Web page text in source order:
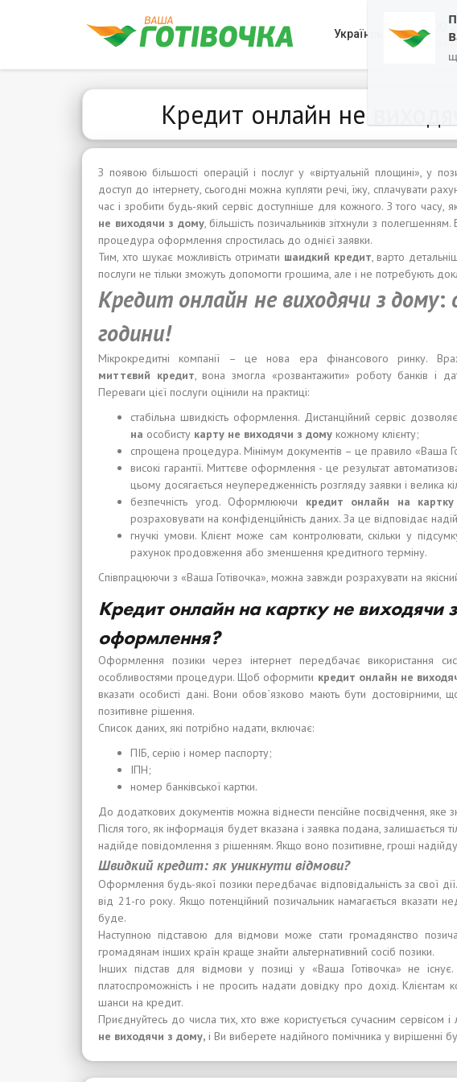
Українська 0800
Кредит онлайн не
З появою більшості операцій і послуг у «віртуальній площині», у
доступ до інтернету, сьогодні можна купляти речі, їжу, сплачувати
час і зробити будь-який сервіс доступніше для кожного. З того часу,
не виходячи з дому, більшість позичальників зітхнули з
процедура оформлення спростилась до однієї заявки.
Тим, хто шукає можливість отримати шаидкий кредит, варто
послуги не тільки зможуть допомогти грошима, але і не потребують
Кредит онлайн не виходячиз дому:
години!
Мікрокредитні компанії – це нова ера фінансового ринку.
миттєвий кредит, вона змогла «розвантажити» роботу банків і
Переваги цієї послуги оцінили на практиці:
стабільна швидкість оформлення. Дистанційний сервіс
на особисту карту не виходячи з дому кожному клієнту;
спрощена процедура. Мінімум документів – це правило «Ваша
високі гарантії. Миттєве оформлення - це результат
цьому досягається неупередженність розгляду заявки і велика
безпечність угод. Оформлюючи кредит онлайн на картк
розраховувати на конфіденційність даних. За це відповідає
гнучкі умови. Клієнт може сам контролювати, скільки у
рахунок продовження або зменшення кредитного терміну.
Співпрацюючи з «Ваша Готівочка», можна завжди розрахувати на
Кредит онлайн на картку не виходячи
оформлення?
Оформлення позики через інтернет передбачає використання
особливостями процедури. Щоб оформити кредит онлайн не виходя
вказати особисті дані. Вони обов`язково мають бути достовірними,
позитивне рішення.
Список даних, які потрібно надати, включає:
ПІБ, серію і номер паспорту;
ІПН;
номер банківської картки.
До додаткових документів можна віднести пенсійне посвідчення, яке
Після того, як інформація будет вказана і заявка подана, залишається
надійде повідомлення з рішенням. Якщо воно позитивне, гроші
Швидкий кредит:як уникнути відмови?
Оформлення будь-якої позики передбачає відповідальність за свої
від 21-го року. Якщо потенційний позичальник намагається вказати
буде.
Наступною підставою для відмови може стати громадянство
громадянам інших країн краще знайти альтернативний сосіб позики.
Інших підстав для відмови у позиці у «Ваша Готівочка» не
платоспроможність і не просить надати довідку про дохід.
шанси на кредит.
Приєднуйтесь до числа тих, хто вже користується сучасним
не виходячи з дому, і Ви виберете надійного помічника у вирішенні